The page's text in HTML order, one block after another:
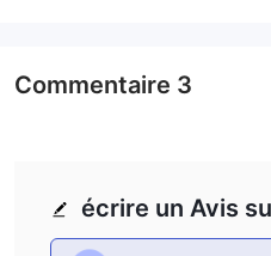
écrire un Avis
Commentaire 3